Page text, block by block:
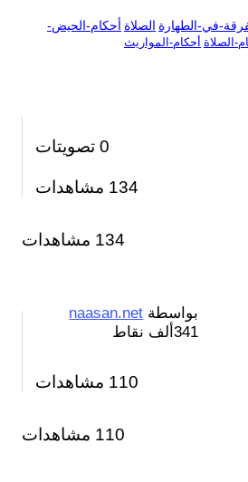
في-الطهارة الصلاة أحكام-الحيض-
الصلاة أحكام-المواريث
0 تصويتات
134 مشاهدات
134 مشاهدات
بواسطة naasan.net
341ألف
نقاط
110 مشاهدات
110 مشاهدات